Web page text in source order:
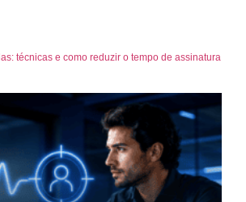
técnicas e como reduzir o tempo de assinatura